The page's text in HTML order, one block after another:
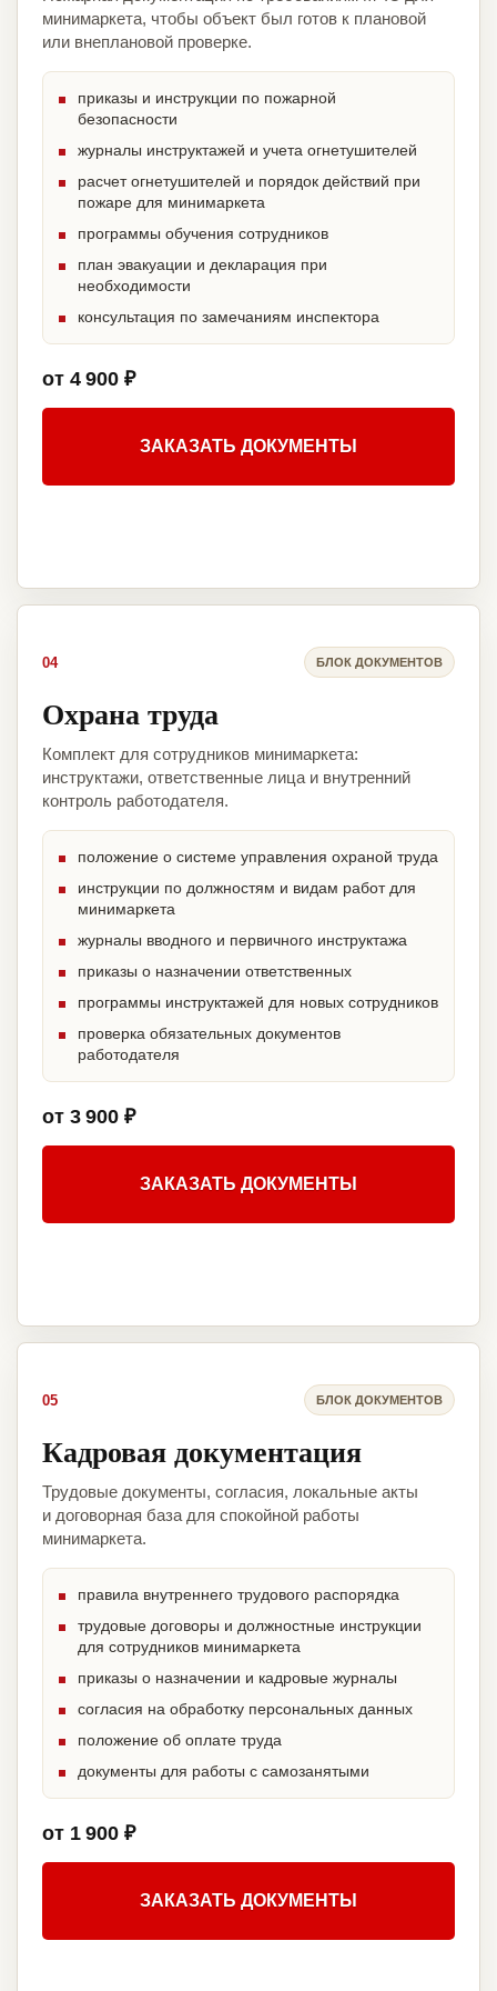
минимаркета, чтобы объект был готов к плановой
или внеплановой проверке.
приказы и инструкции по пожарной
безопасности
журналы инструктажей и учета огнетушителей
расчет огнетушителей и порядок действий при
пожаре для минимаркета
программы обучения сотрудников
план эвакуации и декларация при
необходимости
консультация по замечаниям инспектора
от 4 900 ₽
ЗАКАЗАТЬ ДОКУМЕНТЫ
04 БЛОК ДОКУМЕНТОВ
Охрана труда
Комплект для сотрудников минимаркета:
инструктажи, ответственные лица и внутренний
контроль работодателя.
положение о системе управления охраной труда
инструкции по должностям и видам работ для
минимаркета
журналы вводного и первичного инструктажа
приказы о назначении ответственных
программы инструктажей для новых сотрудников
проверка обязательных документов
работодателя
от 3 900 ₽
ЗАКАЗАТЬ ДОКУМЕНТЫ
05 БЛОК ДОКУМЕНТОВ
Кадровая документация
Трудовые документы, согласия, локальные акты
и договорная база для спокойной работы
минимаркета.
правила внутреннего трудового распорядка
трудовые договоры и должностные инструкции
для сотрудников минимаркета
приказы о назначении и кадровые журналы
согласия на обработку персональных данных
положение об оплате труда
документы для работы с самозанятыми
от 1 900 ₽
ЗАКАЗАТЬ ДОКУМЕНТЫ